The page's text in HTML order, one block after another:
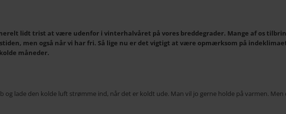
lidt trist at være udenfor i vinterhalvåret på vores breddegrader. Mange af os
men også når vi har fri. Så lige nu er det vigtigt at være opmærksom på
måneder.
og lade den kolde luft strømme ind, når det er koldt ude. Man vil jo gerne holde på varmen.